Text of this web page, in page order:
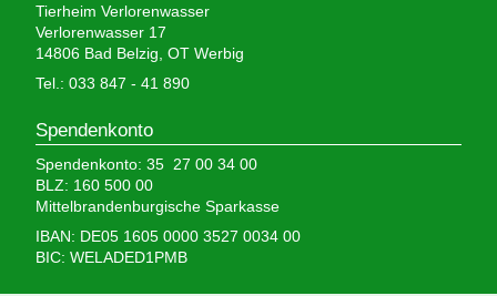
Tierheim Verlorenwasser
Verlorenwasser 17
14806 Bad Belzig, OT Werbig
Tel.: 033 847 - 41 890
Spendenkonto
Spendenkonto: 35 27 00 34 00
BLZ: 160 500 00
Mittelbrandenburgische Sparkasse
IBAN: DE05 1605 0000 3527 0034 00
BIC: WELADED1PMB